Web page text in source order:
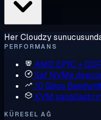
Her Cloudzy
PERFORMANS
AMD EPYC +
Saf NVMe
10 Gbps
KVM
KÜRESEL AĞ